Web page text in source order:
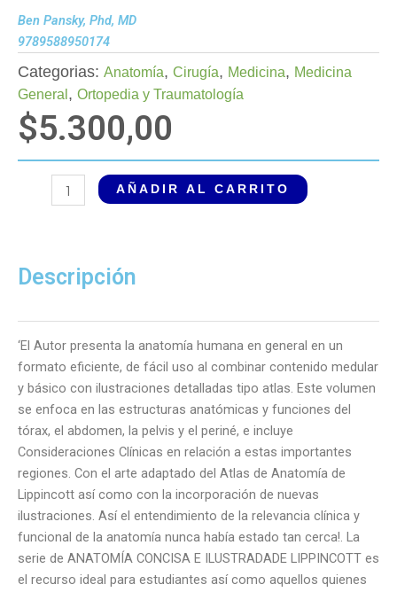
Ben Pansky, Phd, MD
9789588950174
Categorias: Anatomía, Cirugía, Medicina, Medicina
General , Ortopedia y Traumatología
$5.300,00
Anatomía
Concisa
de
y
Pelvis
Tomo
2
cantidad
AÑADIR AL CARRITO
Descripción
‘El Autor presenta la anatomía humana en general en un
formato eficiente, de fácil uso al combinar contenido medular
y básico con ilustraciones detalladas tipo atlas. Este volumen
se enfoca en las estructuras anatómicas y funciones del
tórax, el abdomen, la pelvis y el periné, e incluye
Consideraciones Clínicas en relación a estas importantes
regiones. Con el arte adaptado del Atlas de Anatomí­a de
Lippincott así como con la incorporación de nuevas
ilustraciones. Así el entendimiento de la relevancia clí­nica y
funcional de la anatomí­a nunca había estado tan cerca!. La
serie de ANATOMÍA CONCISA E ILUSTRADADE LIPPINCOTT es
el recurso ideal para estudiantes así­ como aquellos quienes